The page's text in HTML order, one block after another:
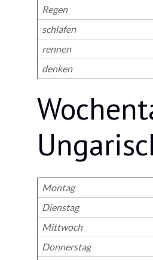
Regen
schlafen
rennen
denken
Montag
Dienstag
Mittwoch
Donnerstag